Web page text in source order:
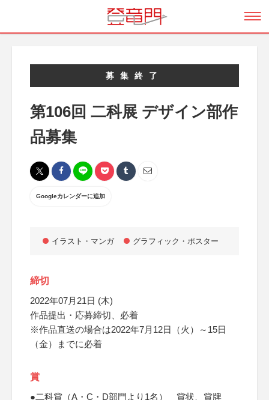
募集終了
第106回 二科展 デザイン部作
品募集
Googleカレンダーに追加
イラスト・マンガ グラフィック・ポスター
締切
2022年07月21日 (木)
作品提出・応募締切、必着
※作品直送の場合は2022年7月12日（火）～15日
（金）までに必着
賞
●二科賞（A・C・D部門より1名） 賞状、賞牌